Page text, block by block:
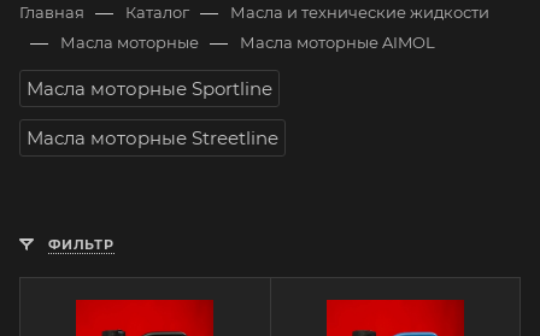
Главная — Каталог — Масла и технические жидкости
— Масла моторные — Масла моторные AIMOL
Масла моторные Sportline
Масла моторные Streetline
ФИЛЬТР